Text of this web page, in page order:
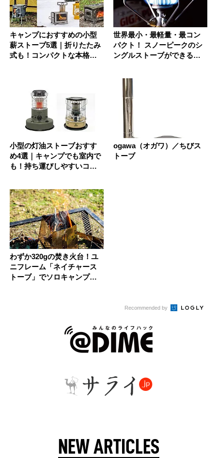
キャンプにおすすめの小型
薪ストーブ5選｜折りたたみ
式も！コンパクトな本格派
世界最小・最軽量・最コン
パクト！ スノーピークのシ
ングルストーブができるま
小型の灯油ストーブおすす
め4選｜キャンプでも室内で
も！持ち運びしやすいコン
ogawa（オガワ）／ちびス
トーブ
わずか320gの焚き火台！ユ
ニフレーム「ネイチャース
トーブ」でソロキャンプを
Recommended by
NEW ARTICLES